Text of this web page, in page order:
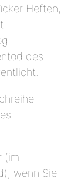
Heften,
des
(im
wenn Sie